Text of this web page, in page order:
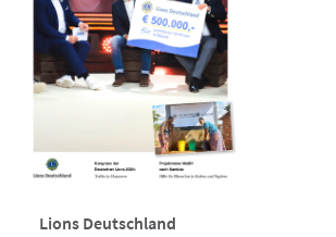
Lions Deutschland